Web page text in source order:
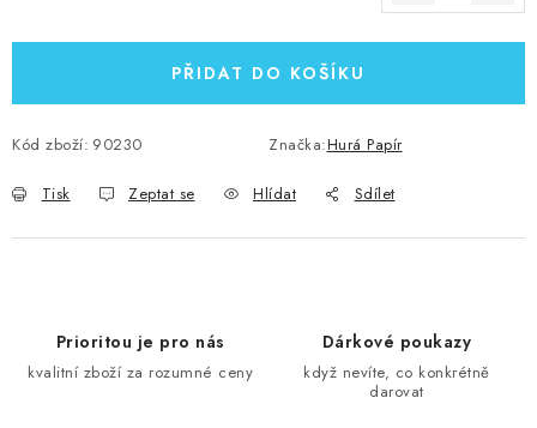
PŘIDAT DO KOŠÍKU
Kód zboží: 90230 Značka:Hurá Papír
Tisk Zeptat se Hlídat Sdílet
Prioritou je pro nás
kvalitní zboží za rozumné ceny
Dárkové poukazy
když nevíte, co konkrétně
darovat